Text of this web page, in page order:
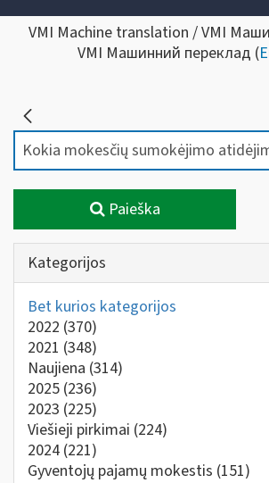
VMI Machine translation / VMI
VMI Машинний переклад (
Paieška
Kategorijos
Bet kurios kategorijos
2022 (370)
2021 (348)
Naujiena (314)
2025 (236)
2023 (225)
Viešieji pirkimai (224)
2024 (221)
Gyventojų pajamų mokestis (151)